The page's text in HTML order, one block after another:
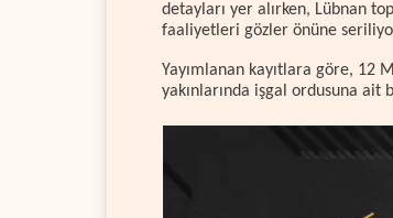
detayları yer alırken, Lübnan
faaliyetleri gözler önüne
Yayımlanan kayıtlara göre, 12
yakınlarında işgal ordusuna ait